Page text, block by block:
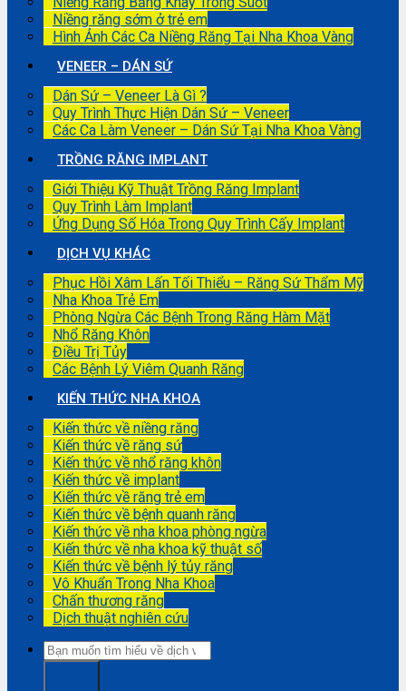
Niềng răng sớm ở trẻ em
Hình Ảnh Các Ca Niềng Răng Tại Nha Khoa Vàng
VENEER – DÁN SỨ
Dán Sứ – Veneer Là Gì ?
Quy Trình Thực Hiện Dán Sứ – Veneer
Các Ca Làm Veneer – Dán Sứ Tại Nha Khoa Vàng
TRỒNG RĂNG IMPLANT
Giới Thiệu Kỹ Thuật Trồng Răng Implant
Quy Trình Làm Implant
Ứng Dụng Số Hóa Trong Quy Trình Cấy Implant
DỊCH VỤ KHÁC
Phục Hồi Xâm Lấn Tối Thiểu – Răng Sứ Thẩm Mỹ
Nha Khoa Trẻ Em
Phòng Ngừa Các Bệnh Trong Răng Hàm Mặt
Nhổ Răng Khôn
Điều Trị Tủy
Các Bệnh Lý Viêm Quanh Răng
KIẾN THỨC NHA KHOA
Kiến thức về niềng răng
Kiến thức về răng sứ
Kiến thức về nhổ răng khôn
Kiến thức về implant
Kiến thức về răng trẻ em
Kiến thức về bệnh quanh răng
Kiến thức về nha khoa phòng ngừa
Kiến thức về nha khoa kỹ thuật số
Kiến thức về bệnh lý tủy răng
Vô Khuẩn Trong Nha Khoa
Chấn thương răng
Dịch thuật nghiên cứu